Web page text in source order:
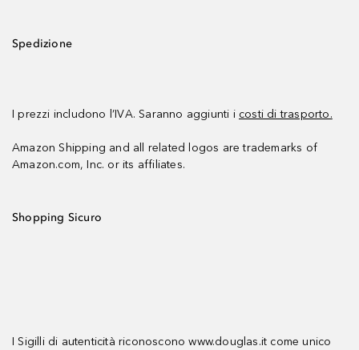
Spedizione
I prezzi includono l’IVA. Saranno aggiunti i costi di trasporto.
Amazon Shipping and all related logos are trademarks of
Amazon.com, Inc. or its affiliates.
Shopping Sicuro
I Sigilli di autenticità riconoscono www.douglas.it come unico